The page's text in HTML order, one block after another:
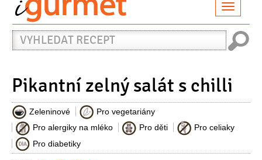
Vyhledat
recept
Pikantní zelný salát s chilli
Zeleninové
Pro vegetariány
Pro alergiky na mléko
Pro děti
Pro celiaky
Pro diabetiky